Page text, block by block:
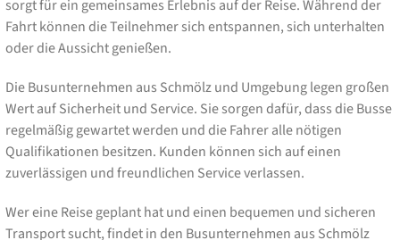
sorgt für ein gemeinsames Erlebnis auf der Reise. Während der
Fahrt können die Teilnehmer sich entspannen, sich unterhalten
oder die Aussicht genießen.
Die Busunternehmen aus Schmölz und Umgebung legen großen
Wert auf Sicherheit und Service. Sie sorgen dafür, dass die Busse
regelmäßig gewartet werden und die Fahrer alle nötigen
Qualifikationen besitzen. Kunden können sich auf einen
zuverlässigen und freundlichen Service verlassen.
Wer eine Reise geplant hat und einen bequemen und sicheren
Transport sucht, findet in den Busunternehmen aus Schmölz